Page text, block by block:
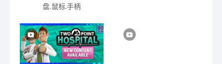
盘.鼠标.手柄